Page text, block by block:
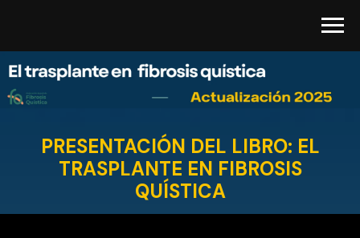
PRESENTACIÓN DEL LIBRO: EL
TRASPLANTE EN FIBROSIS
QUÍSTICA